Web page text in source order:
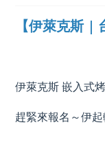
【伊萊克斯 |
伊萊克斯 嵌入式
趕緊來報名～伊